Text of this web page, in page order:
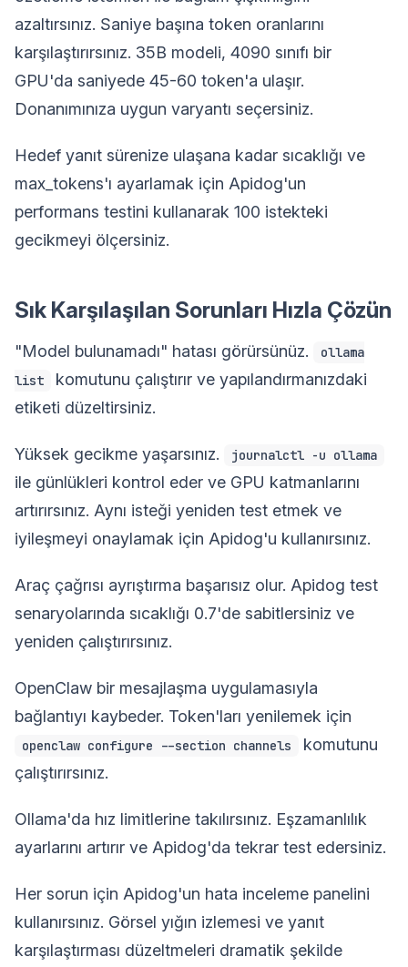
azaltırsınız. Saniye başına token oranlarını
karşılaştırırsınız. 35B modeli, 4090 sınıfı bir
GPU'da saniyede 45-60 token'a ulaşır.
Donanımınıza uygun varyantı seçersiniz.
Hedef yanıt sürenize ulaşana kadar sıcaklığı ve
max_tokens'ı ayarlamak için Apidog'un
performans testini kullanarak 100 istekteki
gecikmeyi ölçersiniz.
Sık Karşılaşılan Sorunları Hızla Çözün
"Model bulunamadı" hatası görürsünüz.
ollama
list
komutunu çalıştırır ve yapılandırmanızdaki
etiketi düzeltirsiniz.
Yüksek gecikme yaşarsınız. journalctl -u ollama
ile günlükleri kontrol eder ve GPU katmanlarını
artırırsınız. Aynı isteği yeniden test etmek ve
iyileşmeyi onaylamak için Apidog'u kullanırsınız.
Araç çağrısı ayrıştırma başarısız olur. Apidog test
senaryolarında sıcaklığı 0.7'de sabitlersiniz ve
yeniden çalıştırırsınız.
OpenClaw bir mesajlaşma uygulamasıyla
bağlantıyı kaybeder. Token'ları yenilemek için
openclaw configure --section channels
komutunu
çalıştırırsınız.
Ollama'da hız limitlerine takılırsınız. Eşzamanlılık
ayarlarını artırır ve Apidog'da tekrar test edersiniz.
Her sorun için Apidog'un hata inceleme panelini
kullanırsınız. Görsel yığın izlemesi ve yanıt
karşılaştırması düzeltmeleri dramatik şekilde